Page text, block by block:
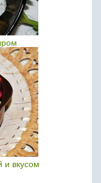
и вкусом